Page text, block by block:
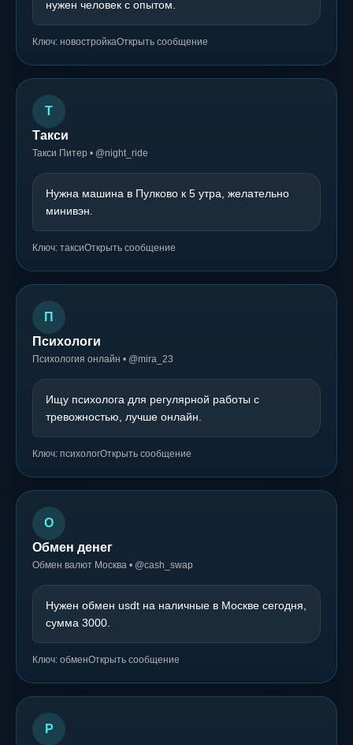
нужен человек с опытом.
Ключ: новостройкаОткрыть сообщение
Т
Такси
Такси Питер • @night_ride
Нужна машина в Пулково к 5 утра, желательно
минивэн.
Ключ: таксиОткрыть сообщение
П
Психологи
Психология онлайн • @mira_23
Ищу психолога для регулярной работы с
тревожностью, лучше онлайн.
Ключ: психологОткрыть сообщение
О
Обмен денег
Обмен валют Москва • @cash_swap
Нужен обмен usdt на наличные в Москве сегодня,
сумма 3000.
Ключ: обменОткрыть сообщение
Р